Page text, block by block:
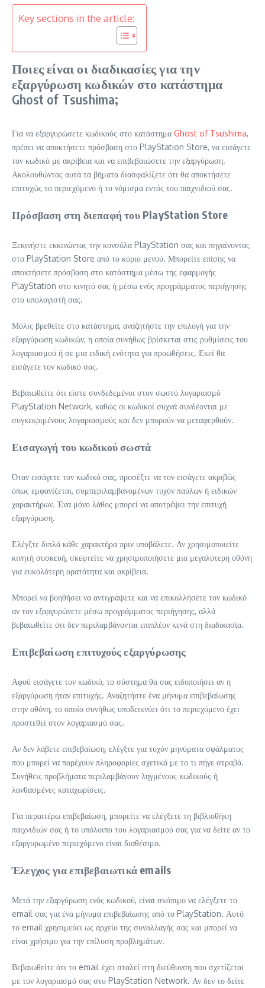
Key sections in the article:
Ποιες είναι οι διαδικασίες για την
εξαργύρωση κωδικών στο κατάστημα
Ghost of Tsushima;
Για να εξαργυρώσετε κωδικούς στο κατάστημα Ghost of Tsushima,
πρέπει να αποκτήσετε πρόσβαση στο PlayStation Store, να εισάγετε
τον κωδικό με ακρίβεια και να επιβεβαιώσετε την εξαργύρωση.
Ακολουθώντας αυτά τα βήματα διασφαλίζετε ότι θα αποκτήσετε
επιτυχώς το περιεχόμενο ή το νόμισμα εντός του παιχνιδιού σας.
Πρόσβαση στη διεπαφή του PlayStation Store
Ξεκινήστε εκκινώντας την κονσόλα PlayStation σας και πηγαίνοντας
στο PlayStation Store από το κύριο μενού. Μπορείτε επίσης να
αποκτήσετε πρόσβαση στο κατάστημα μέσω της εφαρμογής
PlayStation στο κινητό σας ή μέσω ενός προγράμματος περιήγησης
στο υπολογιστή σας.
Μόλις βρεθείτε στο κατάστημα, αναζητήστε την επιλογή για την
εξαργύρωση κωδικών, η οποία συνήθως βρίσκεται στις ρυθμίσεις του
λογαριασμού ή σε μια ειδική ενότητα για προωθήσεις. Εκεί θα
εισάγετε τον κωδικό σας.
Βεβαιωθείτε ότι είστε συνδεδεμένοι στον σωστό λογαριασμό
PlayStation Network, καθώς οι κωδικοί συχνά συνδέονται με
συγκεκριμένους λογαριασμούς και δεν μπορούν να μεταφερθούν.
Εισαγωγή του κωδικού σωστά
Όταν εισάγετε τον κωδικό σας, προσέξτε να τον εισάγετε ακριβώς
όπως εμφανίζεται, συμπεριλαμβανομένων τυχόν παύλων ή ειδικών
χαρακτήρων. Ένα μόνο λάθος μπορεί να αποτρέψει την επιτυχή
εξαργύρωση.
Ελέγξτε διπλά κάθε χαρακτήρα πριν υποβάλετε. Αν χρησιμοποιείτε
κινητή συσκευή, σκεφτείτε να χρησιμοποιήσετε μια μεγαλύτερη οθόνη
για ευκολότερη ορατότητα και ακρίβεια.
Μπορεί να βοηθήσει να αντιγράψετε και να επικολλήσετε τον κωδικό
αν τον εξαργυρώνετε μέσω προγράμματος περιήγησης, αλλά
βεβαιωθείτε ότι δεν περιλαμβάνονται επιπλέον κενά στη διαδικασία.
Επιβεβαίωση επιτυχούς εξαργύρωσης
Αφού εισάγετε τον κωδικό, το σύστημα θα σας ειδοποιήσει αν η
εξαργύρωση ήταν επιτυχής. Αναζητήστε ένα μήνυμα επιβεβαίωσης
στην οθόνη, το οποίο συνήθως υποδεικνύει ότι το περιεχόμενο έχει
προστεθεί στον λογαριασμό σας.
Αν δεν λάβετε επιβεβαίωση, ελέγξτε για τυχόν μηνύματα σφάλματος
που μπορεί να παρέχουν πληροφορίες σχετικά με το τι πήγε στραβά.
Συνήθεις προβλήματα περιλαμβάνουν ληγμένους κωδικούς ή
λανθασμένες καταχωρίσεις.
Για περαιτέρω επιβεβαίωση, μπορείτε να ελέγξετε τη βιβλιοθήκη
παιχνιδιών σας ή το υπόλοιπο του λογαριασμού σας για να δείτε αν το
εξαργυρωμένο περιεχόμενο είναι διαθέσιμο.
Έλεγχος για επιβεβαιωτικά emails
Μετά την εξαργύρωση ενός κωδικού, είναι σκόπιμο να ελέγξετε το
email σας για ένα μήνυμα επιβεβαίωσης από το PlayStation. Αυτό
το email χρησιμεύει ως αρχείο της συναλλαγής σας και μπορεί να
είναι χρήσιμο για την επίλυση προβλημάτων.
Βεβαιωθείτε ότι το email έχει σταλεί στη διεύθυνση που σχετίζεται
με τον λογαριασμό σας στο PlayStation Network. Αν δεν το δείτε